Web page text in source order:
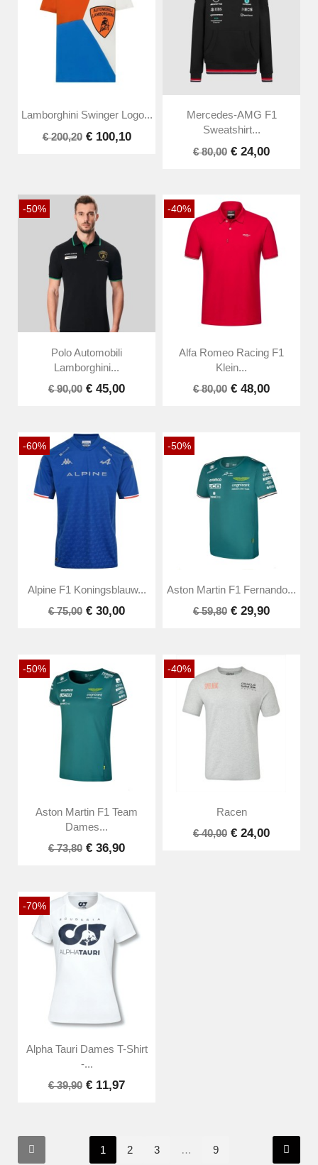
Lamborghini Swinger Logo...
€ 200,20 € 100,10
Mercedes-AMG F1
Sweatshirt...
€ 80,00 € 24,00
-50%
Polo Automobili
Lamborghini...
€ 90,00 € 45,00
-40%
Alfa Romeo Racing F1
Klein...
€ 80,00 € 48,00
-60%
Alpine F1 Koningsblauw...
€ 75,00 € 30,00
-50%
Aston Martin F1 Fernando...
€ 59,80 € 29,90
-50%
Aston Martin F1 Team
Dames...
€ 73,80 € 36,90
-40%
Racen
€ 40,00 € 24,00
-70%
Alpha Tauri Dames T-Shirt
-...
€ 39,90 € 11,97
1 2 3 … 9